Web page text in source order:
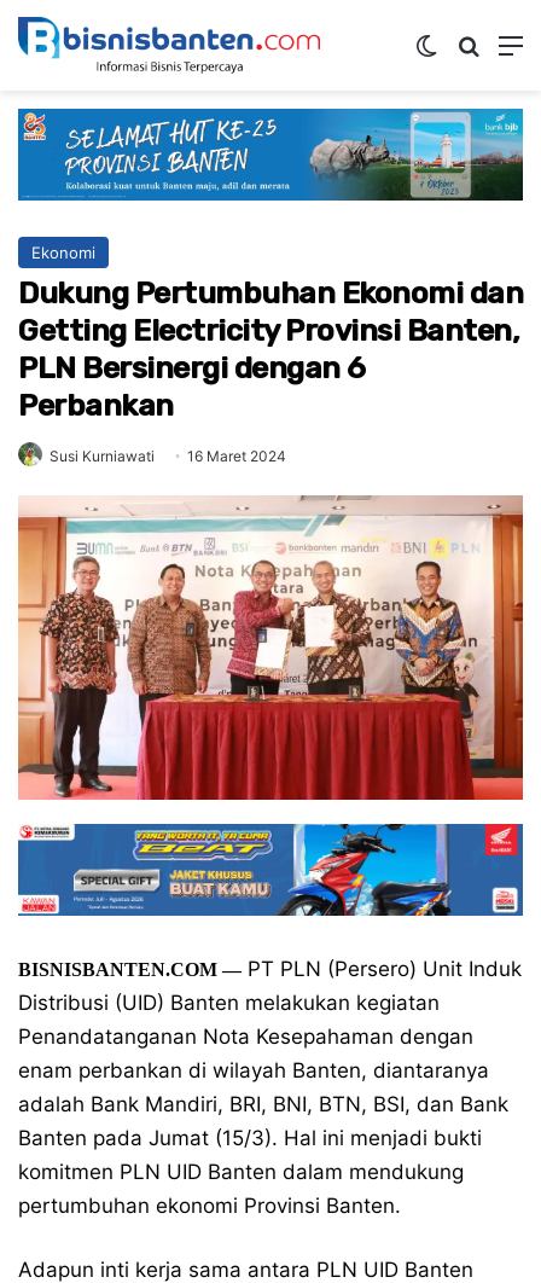
Switch skin
Ekonomi
Dukung Pertumbuhan Ekonomi dan
Getting Electricity Provinsi Banten,
PLN Bersinergi dengan 6
Perbankan
Susi Kurniawati 16 Maret 2024
BISNISBANTEN.COM—PT PLN (Persero) Unit Induk
Distribusi (UID) Banten melakukan kegiatan
Penandatanganan Nota Kesepahaman dengan
enam perbankan di wilayah Banten, diantaranya
adalah Bank Mandiri, BRI, BNI, BTN, BSI, dan Bank
Banten pada Jumat (15/3). Hal ini menjadi bukti
komitmen PLN UID Banten dalam mendukung
pertumbuhan ekonomi Provinsi Banten.
Adapun inti kerja sama antara PLN UID Banten